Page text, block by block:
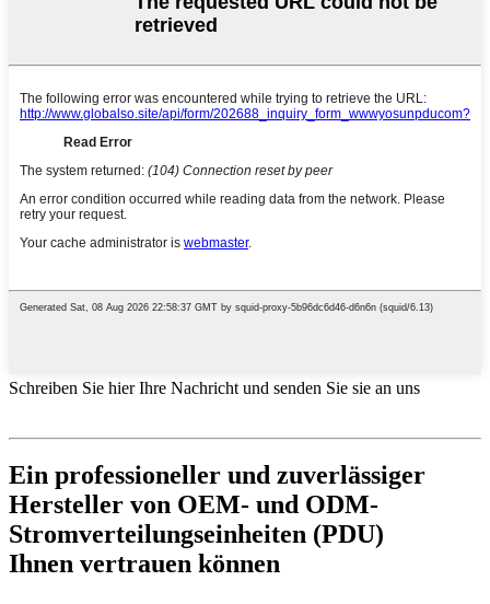
Schreiben Sie hier Ihre Nachricht und senden Sie sie an uns
Ein professioneller und zuverlässiger
Hersteller von OEM- und ODM-
Stromverteilungseinheiten (PDU)
Ihnen vertrauen können